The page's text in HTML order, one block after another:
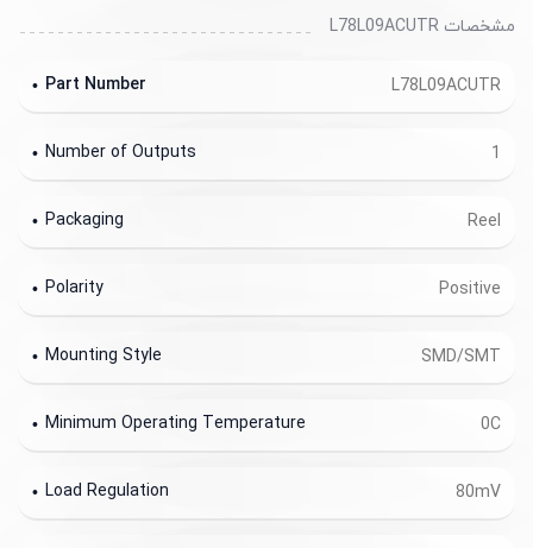
مشخصات L78L09ACUTR
L78L09ACUTR
Part Number
1
Number of Outputs
Reel
Packaging
Positive
Polarity
SMD/SMT
Mounting Style
0C
Minimum Operating Temperature
80mV
Load Regulation